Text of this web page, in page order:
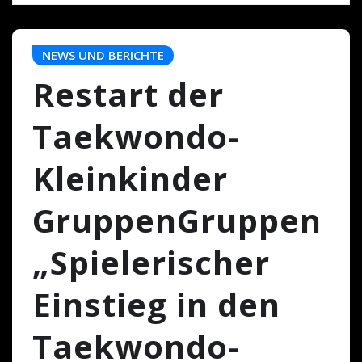
NEWS UND BERICHTE
Restart der
Taekwondo-
Kleinkinder
GruppenGruppen
„Spielerischer
Einstieg in den
Taekwondo-